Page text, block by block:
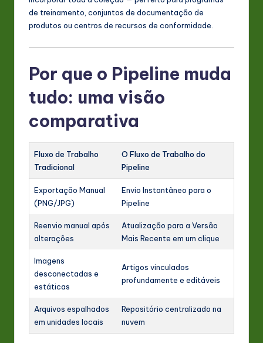
de treinamento, conjuntos de documentação de
produtos ou centros de recursos de conformidade.
Por que o Pipeline muda
tudo: uma visão
comparativa
Fluxo de Trabalho
Tradicional
O Fluxo de Trabalho do
Pipeline
Exportação Manual
(PNG/JPG)
Envio Instantâneo para o
Pipeline
Reenvio manual após
alterações
Atualização para a Versão
Mais Recente em um clique
Imagens
desconectadas e
estáticas
Artigos vinculados
profundamente e editáveis
Arquivos espalhados
em unidades locais
Repositório centralizado na
nuvem